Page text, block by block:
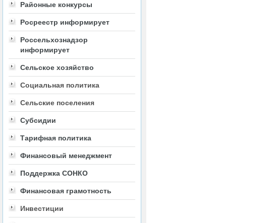
Районные конкурсы
Росреестр информирует
Россельхознадзор
информирует
Сельское хозяйство
Социальная политика
Сельские поселения
Субсидии
Тарифная политика
Финансовый менеджмент
Поддержка СОНКО
Финансовая грамотность
Инвестиции